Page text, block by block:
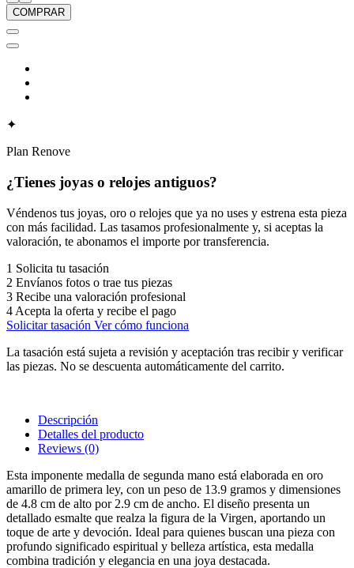
COMPRAR
✦
Plan Renove
¿Tienes joyas o relojes antiguos?
Véndenos tus joyas, oro o relojes que ya no uses y estrena esta pieza
con más facilidad. Las tasamos profesionalmente y, si aceptas la
valoración, te abonamos el importe por transferencia.
1 Solicita tu tasación
2 Envíanos fotos o trae tus piezas
3 Recibe una valoración profesional
4 Acepta la oferta y recibe el pago
Solicitar tasación Ver cómo funciona
La tasación está sujeta a revisión y aceptación tras recibir y verificar
las piezas. No se descuenta automáticamente del carrito.
Descripción
Detalles del producto
Reviews (0)
Esta imponente medalla de segunda mano está elaborada en oro
amarillo de primera ley, con un peso de 13.9 gramos y dimensiones
de 4.8 cm de alto por 2.9 cm de ancho. El diseño presenta un
detallado esmalte que realza la figura de la Virgen, aportando un
toque de arte y devoción. Ideal para quienes buscan una pieza con
profundo significado espiritual y belleza artística, esta medalla
combina tradición y elegancia en una joya destacada.